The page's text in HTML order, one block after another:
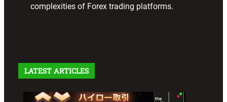
complexities of Forex trading platforms.
LATEST ARTICLES